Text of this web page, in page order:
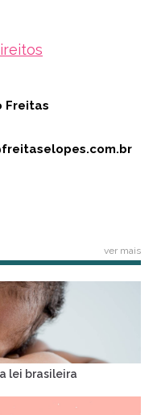
Freitas
ver mais
lei brasileira